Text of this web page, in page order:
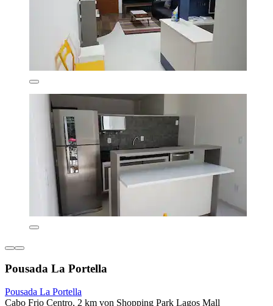
Pousada La Portella
Pousada La Portella
Cabo Frio Centro, 2 km von Shopping Park Lagos Mall